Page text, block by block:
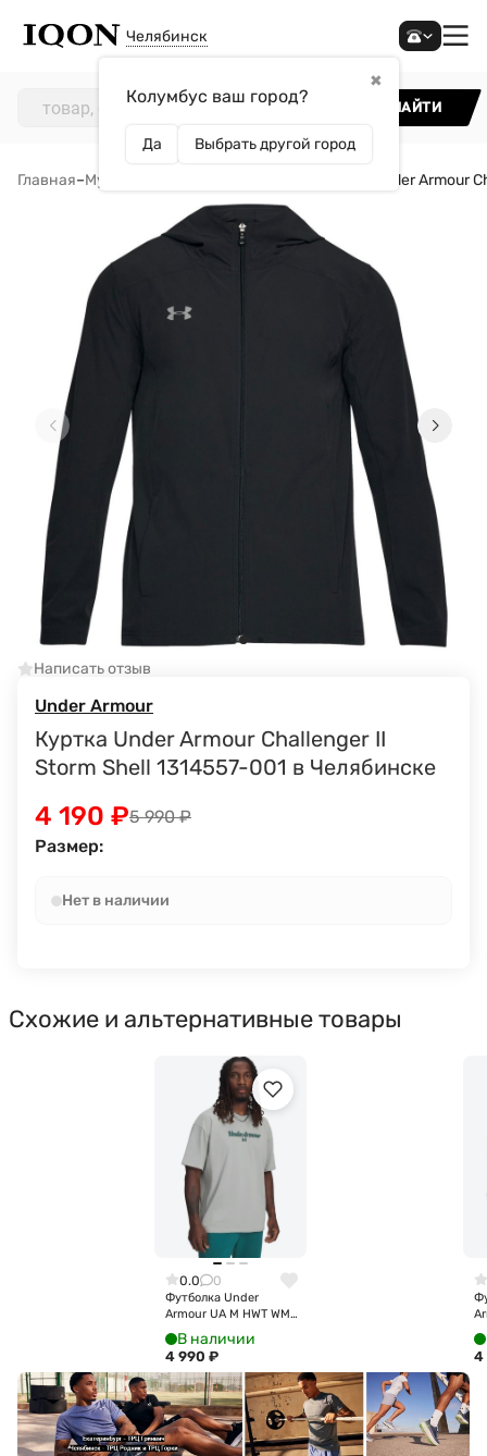
Челябинск
✖
Колумбус ваш город?
Да Выбрать другой город
НАЙТИ
Главная–Мужчинам Куртка Under Armour
Написать отзыв
Under Armour
Куртка Under Armour Challenger II
Storm Shell 1314557-001 в Челябинске
5 990₽
4 190 ₽
Размер:
Нет в наличии
Схожие и альтернативные товары
0.0 0
Футболка Under
Armour UA M HWT WM
SS 6009266-069
В наличии
4 990 ₽ 4